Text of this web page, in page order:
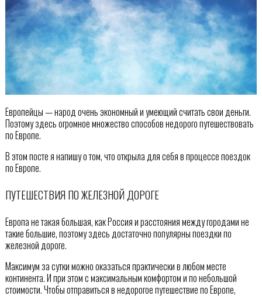
Европейцы — народ очень экономный и умеющий считать свои деньги.
Поэтому здесь огромное множество способов недорого путешествовать
по Европе.
В этом посте я напишу о том, что открыла для себя в процессе поездок
по Европе.
ПУТЕШЕСТВИЯ ПО ЖЕЛЕЗНОЙ ДОРОГЕ
Европа не такая большая, как Россия и расстояния между городами не
такие большие, поэтому здесь достаточно популярны поездки по
железной дороге.
Максимум за сутки можно оказаться практически в любом месте
континента. И при этом с максимальным комфортом и по небольшой
стоимости. Чтобы отправиться в недорогое путешествие по Европе,